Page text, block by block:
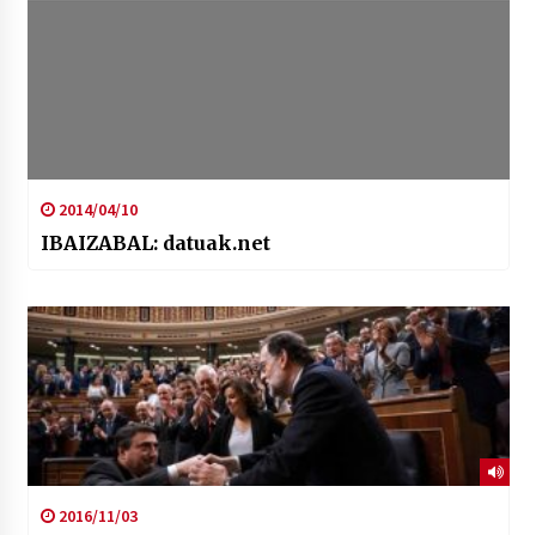
2014/04/10
IBAIZABAL: datuak.net
2016/11/03